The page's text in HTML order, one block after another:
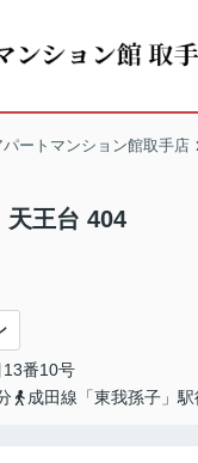
ートマンション館取手店
王台 404
13番10号
成田線「東我孫子」